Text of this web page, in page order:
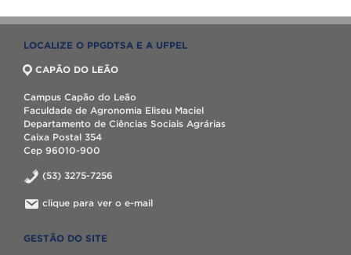
LOCALIZE O PPGDTSA E A UFPEL
CAPÃO DO LEÃO
Campus Capão do Leão
Faculdade de Agronomia Eliseu Maciel
Departamento de Ciências Sociais Agrárias
Caixa Postal 354
Cep 96010-900
(53) 3275-7256
clique para ver o e-mail
GESTÃO DO SITE